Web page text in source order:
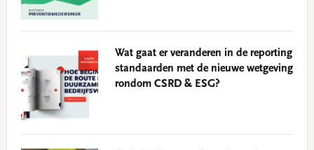
Wat gaat er veranderen in de reporting
standaarden met de nieuwe wetgeving
rondom CSRD & ESG?